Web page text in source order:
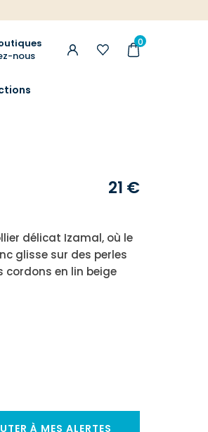
nous
0
21 €
délicat Izamal, où le
glisse sur des perles
cordons en lin beige